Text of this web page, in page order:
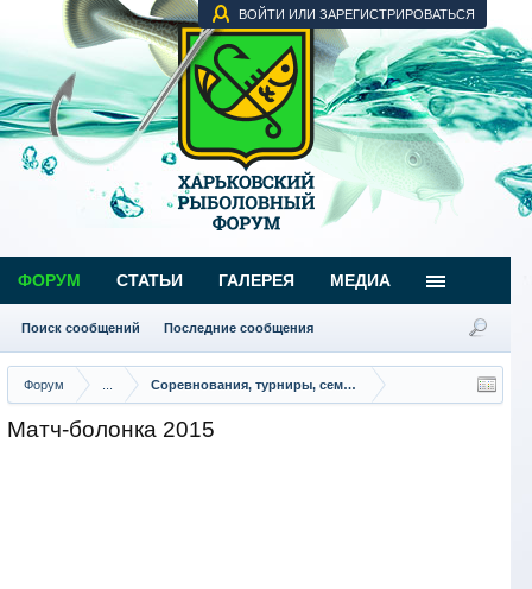
ВОЙТИ ИЛИ ЗАРЕГИСТРИРОВАТЬСЯ
Форум Соревнования, турниры, семинары
Матч-болонка 2015
ФОРУМ
Поиск сообщений Последние сообщения
СТАТЬИ ГАЛЕРЕЯ МЕДИА